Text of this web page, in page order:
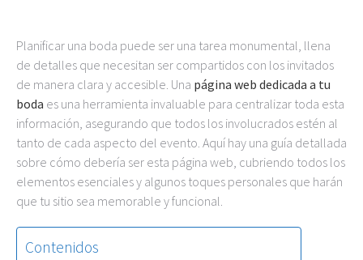
Planificar una boda puede ser una tarea monumental, llena
de detalles que necesitan ser compartidos con los invitados
de manera clara y accesible. Una página web dedicada a tu
boda es una herramienta invaluable para centralizar toda esta
información, asegurando que todos los involucrados estén al
tanto de cada aspecto del evento. Aquí hay una guía detallada
sobre cómo debería ser esta página web, cubriendo todos los
elementos esenciales y algunos toques personales que harán
que tu sitio sea memorable y funcional.
Contenidos